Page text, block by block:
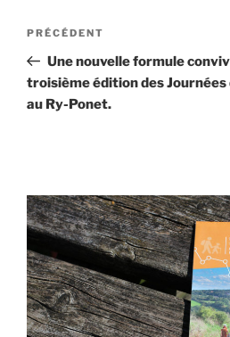
Navigation
l’article
Article
précédent
PRÉCÉDENT
Une nouvelle formule
troisième édition des
au Ry-Ponet.